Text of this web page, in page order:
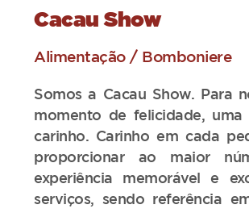
Cacau Show
Alimentação / Bomboniere
Somos a Cacau Show. Para
momento de felicidade,
carinho. Carinho em cada
proporcionar ao maior
experiência memorável e
serviços, sendo referência